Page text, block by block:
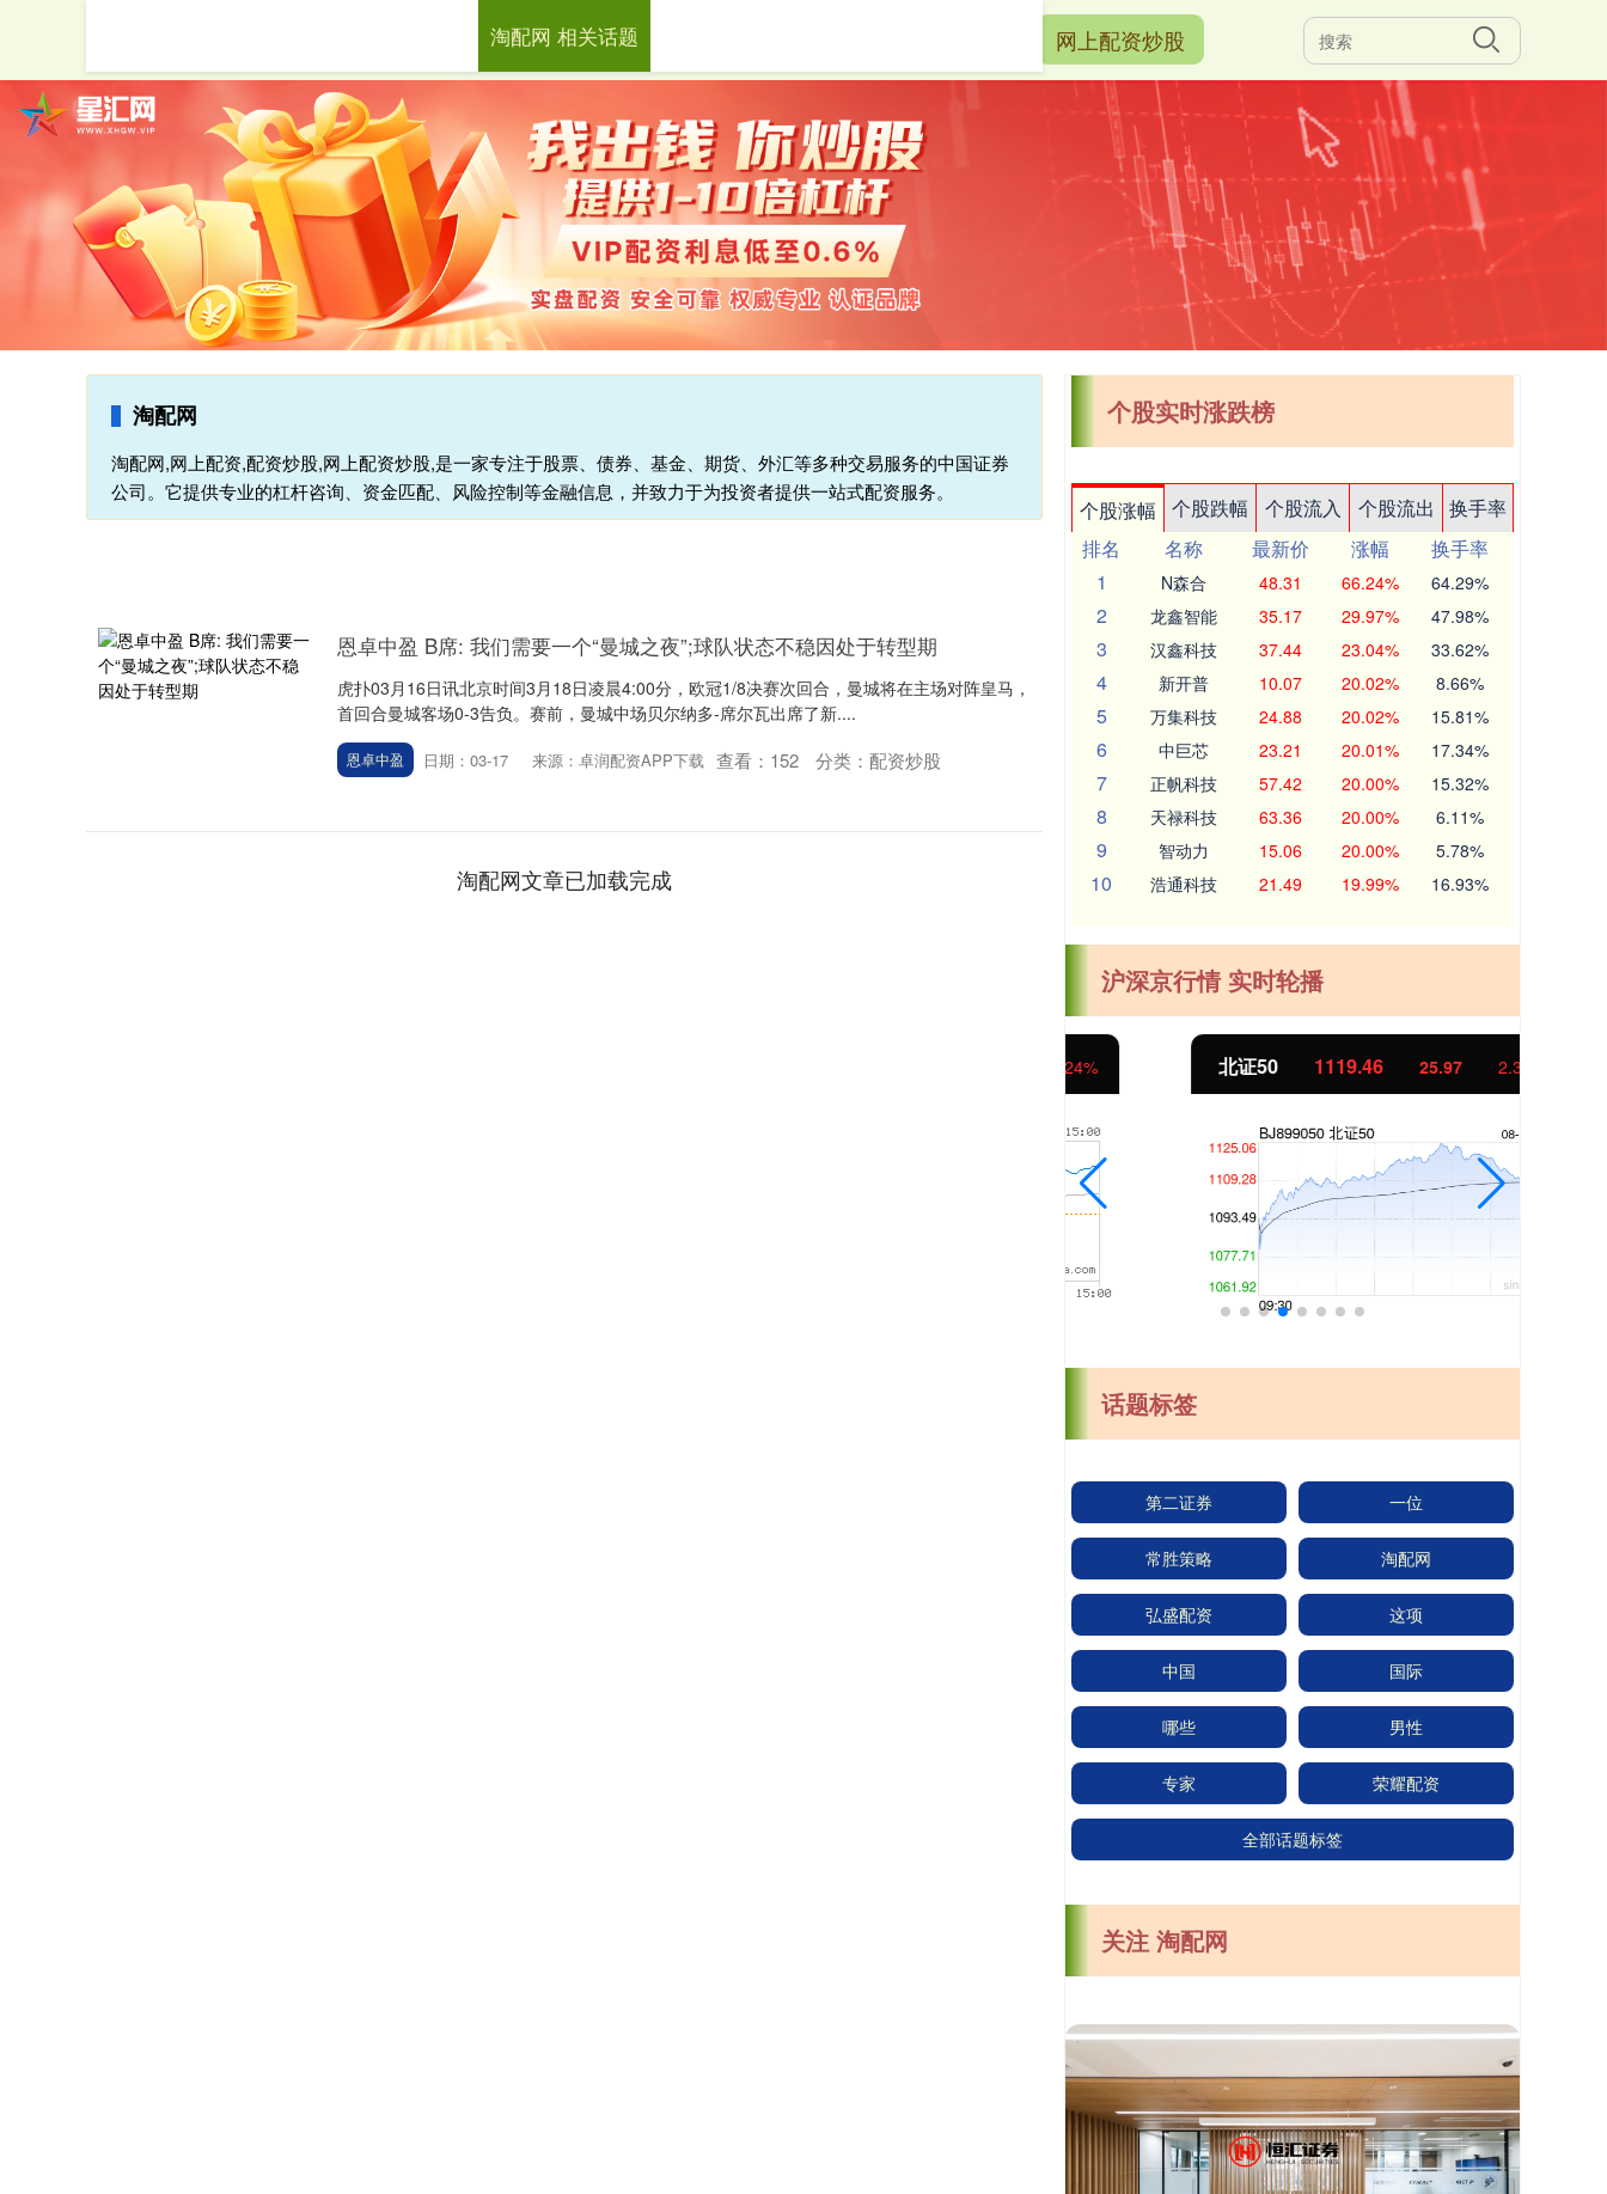
淘配网 网上配资炒股
淘配网
淘配网,网上配资,配资炒股,网上配资炒股,是一家专注于股票、债券、基金、期货、外汇等多种交易服务的中国证券
公司。它提供专业的杠杆咨询、资金匹配、风险控制等金融信息，并致力于为投资者提供一站式配资服务。
淘配网 相关话题
恩卓中盈 B席: 我们需要一个“曼城之夜”;球队状态不稳因处于转型期
虎扑03月16日讯北京时间3月18日凌晨4:00分，欧冠1/8决赛次回合，曼城将在主场对阵皇马，
首回合曼城客场0-3告负。赛前，曼城中场贝尔纳多-席尔瓦出席了新....
恩卓中盈 日期：03-17 来源：卓润配资APP下载 查看： 152 分类： 配资炒股
淘配网文章已加载完成
个股实时涨跌榜
个股涨幅 个股跌幅 个股流入 个股流出
换手率
排名
名称 最新价 涨幅
换手率
1
N森合 48.31 66.24% 64.29%
2 龙鑫智能 35.17 29.97% 47.98%
3 汉鑫科技 37.44 23.04% 33.62%
4 新开普 10.07 20.02% 8.66%
5 万集科技 24.88 20.02% 15.81%
6 中巨芯 23.21 20.01% 17.34%
7 正帆科技 57.42 20.00% 15.32%
8 天禄科技 63.36 20.00% 6.11%
9 智动力 15.06 20.00% 5.78%
10 浩通科技 21.49 19.99% 16.93%
沪深京行情 实时轮播
1119.46 25.97 2.38%
话题标签
第二证券 一位
常胜策略 淘配网
弘盛配资 这项
中国 国际
哪些 男性
专家 荣耀配资
全部话题标签
关注 淘配网